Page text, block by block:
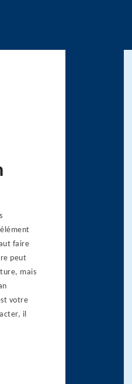
faire
peut
mais
votre
il